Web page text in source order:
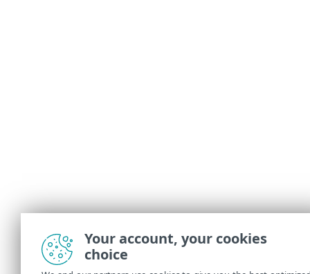
Your account, your cookies
choice